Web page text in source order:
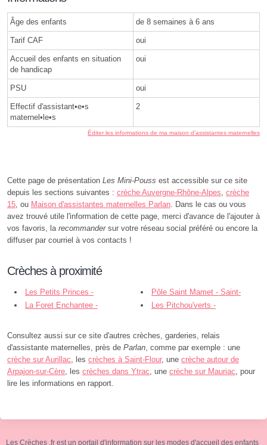
Âge des enfants de 8 semaines à 6 ans
Tarif CAF oui
Accueil des enfants en situation
de handicap
oui
PSU oui
Effectif d'assistant•e•s
maternel•le•s
2
Éditer les informations de ma maison d'assistantes maternelles
Cette page de présentation Les Mini-Pouss est accessible sur ce site
depuis les sections suivantes : crèche Auvergne-Rhône-Alpes, crèche
15, ou Maison d'assistantes maternelles Parlan. Dans le cas ou vous
avez trouvé utile l'information de cette page, merci d'avance de l'ajouter à
vos favoris, la recommandersur votre réseau social préféré ou encore la
diffuser par courriel à vos contacts !
Crèches à proximité
Les Petits Princes -
Latronquière
Pôle Saint Mamet - Saint-
Mamet-la-Salvetat
La Foret Enchantee -
Les Pitchou'verts -
Consultez aussi sur ce site d'autres crèches, garderies, relais
d'assistante maternelles, près de Parlan, comme par exemple : une
crèche sur Aurillac, les crèches à Saint-Flour, une crèche autour de
Arpajon-sur-Cère, les crèches dans Ytrac, une crèche sur Mauriac, pour
lire les informations en rapport.
Les Crèches .fr est un portail d'information sur les modes d'accueil des enfants